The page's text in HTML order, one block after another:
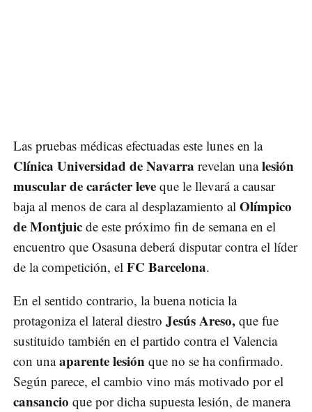
Las pruebas médicas efectuadas este lunes en la
Clínica Universidad de Navarra revelan unalesión
muscular de carácter leve que le llevará a causar
baja al menos de cara al desplazamiento al Olímpico
de Montjuic de este próximo fin de semana en el
encuentro que Osasuna deberá disputar contra el líder
de la competición, el FC Barcelona.
En el sentido contrario, la buena noticia la
protagoniza el lateral diestro Jesús Areso, que fue
sustituido también en el partido contra el Valencia
con unaaparente lesión que no se ha confirmado.
Según parece, el cambio vino más motivado por el
cansancio que por dicha supuesta lesión, de manera